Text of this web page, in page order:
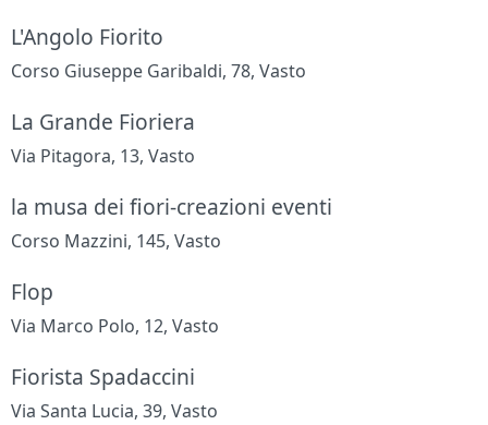
L'Angolo Fiorito
Corso Giuseppe Garibaldi, 78, Vasto
La Grande Fioriera
Via Pitagora, 13, Vasto
la musa dei fiori-creazioni eventi
Corso Mazzini, 145, Vasto
Flop
Via Marco Polo, 12, Vasto
Fiorista Spadaccini
Via Santa Lucia, 39, Vasto